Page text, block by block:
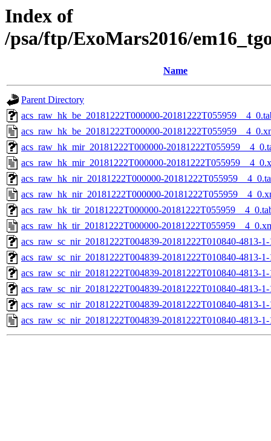
Index of
/psa/ftp/ExoMars2016/
Name
Parent Directory
acs_raw_hk_be_20181222T000000-
acs_raw_hk_be_20181222T000000-
acs_raw_hk_mir_20181222T000000-
acs_raw_hk_mir_20181222T000000-
acs_raw_hk_nir_20181222T000000-
acs_raw_hk_nir_20181222T000000-
acs_raw_hk_tir_20181222T000000-
acs_raw_hk_tir_20181222T000000-
acs_raw_sc_nir_20181222T004839-20181222T010840-4813-
acs_raw_sc_nir_20181222T004839-20181222T010840-4813-
acs_raw_sc_nir_20181222T004839-20181222T010840-4813-
acs_raw_sc_nir_20181222T004839-20181222T010840-4813-
acs_raw_sc_nir_20181222T004839-20181222T010840-4813-
acs_raw_sc_nir_20181222T004839-20181222T010840-4813-